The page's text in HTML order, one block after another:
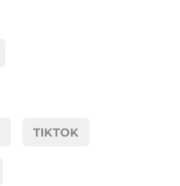
TIKTOK